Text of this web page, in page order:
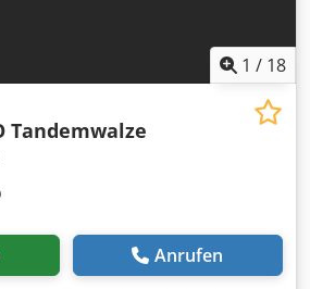
1 / 18
Tandemwalze
Anrufen